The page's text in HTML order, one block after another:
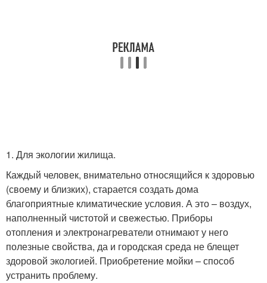
1. Для экологии жилища.
Каждый человек, внимательно относящийся к здоровью
(своему и близких), старается создать дома
благоприятные климатические условия. А это – воздух,
наполненный чистотой и свежестью. Приборы
отопления и электронагреватели отнимают у него
полезные свойства, да и городская среда не блещет
здоровой экологией. Приобретение мойки – способ
устранить проблему.